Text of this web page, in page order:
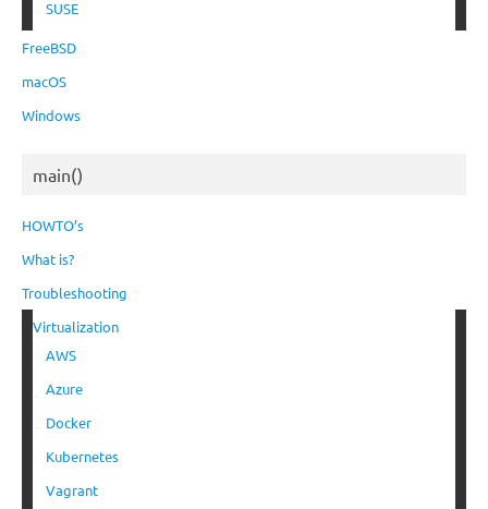
SUSE
FreeBSD
macOS
Windows
main()
HOWTO’s
What is?
Troubleshooting
Virtualization
AWS
Azure
Docker
Kubernetes
Vagrant